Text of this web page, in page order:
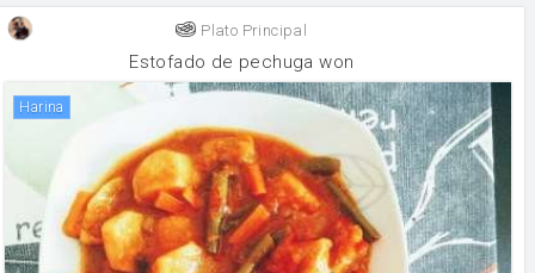
Plato Principal
Estofado de pechuga won
harina